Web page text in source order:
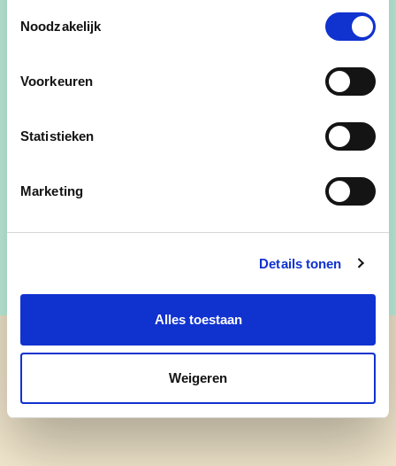
Noodzakelijk
Voorkeuren
Statistieken
Marketing
Details tonen
Alles toestaan
Weigeren
Stuur mij een e-mail
Vind me op Facebook